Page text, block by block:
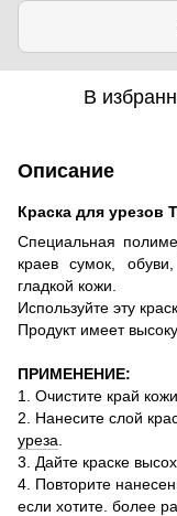
В
Описание
Краска для урезов
Специальная
краев сумок,
гладкой кожи.
Используйте эту
Продукт имеет
ПРИМЕНЕНИЕ:
1. Очистите край
2. Нанесите слой
уреза
3. Дайте краске
4. Повторите
если хотите. более